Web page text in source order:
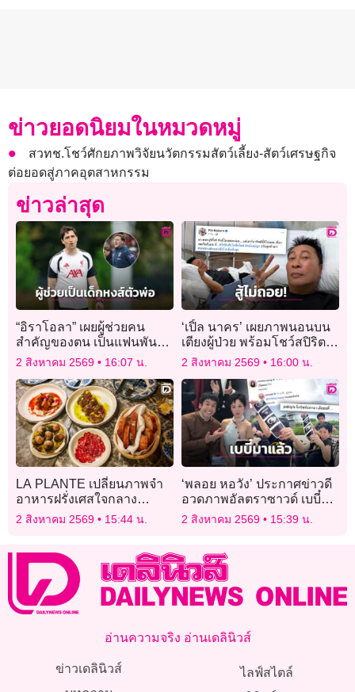
ข่าวยอดนิยมในหมวดหมู่
สวทช.โชว์ศักยภาพวิจัยนวัตกรรมสัตว์เลี้ยง-สัตว์เศรษฐกิจ
ต่อยอดสู่ภาคอุตสาหกรรม
ข่าวล่าสุด
“อิราโอลา” เผยผู้ช่วยคน
สำคัญของตน เป็นแฟนพันธ์
แท้ “หงส์แดง”
2 สิงหาคม 2569 16:07 น.
‘เปิ้ล นาคร’ เผยภาพนอนบน
เตียงผู้ป่วย พร้อมโชว์สปิริต
แรงสู้ไม่ถอย!
2 สิงหาคม 2569 16:00 น.
LA PLANTE เปลี่ยนภาพจำ
อาหารฝรั่งเศสใจกลาง
สุขุมวิท
2 สิงหาคม 2569 15:44 น.
‘พลอย หอวัง’ ประกาศข่าวดี
อวดภาพอัลตราซาวด์ เบบี๋คน
แรกมาแล้วจ้า!
2 สิงหาคม 2569 15:39 น.
อ่านความจริง อ่านเดลินิวส์
ข่าวเดลินิวส์
ไลฟ์สไตล์